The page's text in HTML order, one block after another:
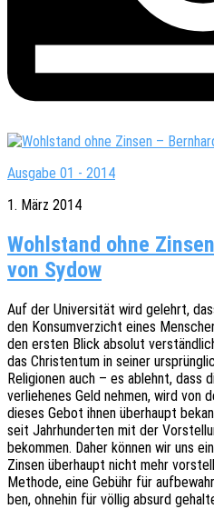
Ausgabe 01 - 2014
1. März 2014
Wohlstand ohne
von Sydow
Auf der Univer­si­tät wird gelehrt,
den Konsum­ver­zicht eines
den ersten Blick abso­lut
das Chris­ten­tum in seiner
Reli­gio­nen auch – es ablehnt, dass
verlie­he­nes Geld nehmen, wird von
dieses Gebot ihnen über­haupt
seit Jahr­hun­der­ten mit der
bekom­men. Daher können wir uns
Zinsen über­haupt nicht mehr
Metho­de, eine Gebühr für
ben, ohne­hin für völlig absurd